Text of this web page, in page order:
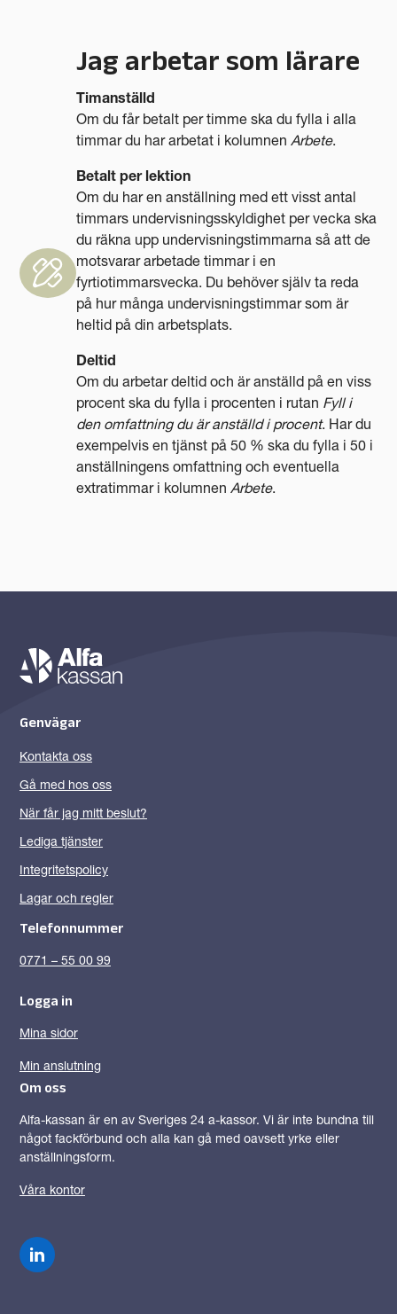
Jag arbetar som lärare
Timanställd
Om du får betalt per timme ska du fylla i alla
timmar du har arbetat i kolumnen Arbete.
Betalt per lektion
Om du har en anställning med ett visst antal
timmars undervisningsskyldighet per vecka ska
du räkna upp undervisningstimmarna så att de
motsvarar arbetade timmar i en
fyrtiotimmarsvecka. Du behöver själv ta reda
på hur många undervisningstimmar som är
heltid på din arbetsplats.
Deltid
Om du arbetar deltid och är anställd på en viss
procent ska du fylla i procenten i rutan Fyll i
den omfattning du är anställd i procent. Har du
exempelvis en tjänst på 50 % ska du fylla i 50 i
anställningens omfattning och eventuella
extratimmar i kolumnen Arbete.
Genvägar
Kontakta oss
Gå med hos oss
När får jag mitt beslut?
Lediga tjänster
Integritetspolicy
Lagar och regler
Telefonnummer
0771 – 55 00 99
Logga in
Mina sidor
Min anslutning
Om oss
Alfa-kassan är en av Sveriges 24 a-kassor. Vi är inte bundna till
något fackförbund och alla kan gå med oavsett yrke eller
anställningsform.
Våra kontor